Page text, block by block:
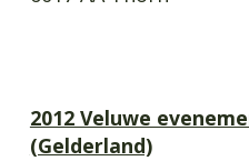
2012 Veluwe
(Gelderland)